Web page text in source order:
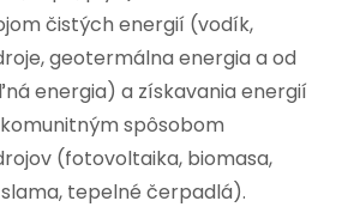
čistých energií (vodík,
geotermálna energia a od
energia) a získavania energií
spôsobom
(fotovoltaika, biomasa,
tepelné čerpadlá).